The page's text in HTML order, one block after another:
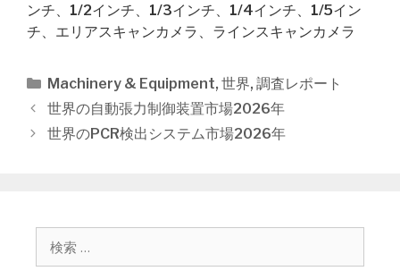
ンチ、1/2インチ、1/3インチ、1/4インチ、1/5イン
チ、エリアスキャンカメラ、ラインスキャンカメラ
カ
テ
ゴ
Machinery & Equipment, 世界, 調査レポート
投
稿
世界の自動張力制御装置市場2026年
世界のPCR検出システム市場2026年